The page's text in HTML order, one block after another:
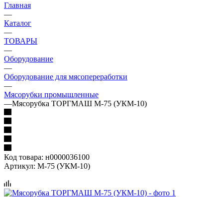
Главная
—
Каталог
—
ТОВАРЫ
—
Оборудование
—
Оборудование для мясопереработки
—
Мясорубки промышленные
—Мясорубка ТОРГМАШ М-75 (УКМ-10)
Код товара: н0000036100
Артикул: М-75 (УКМ-10)